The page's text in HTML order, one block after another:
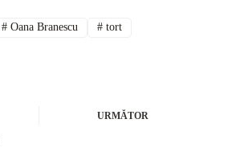
# Oana Branescu # tort
URMĂTOR